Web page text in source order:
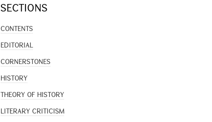
SECTIONS
CONTENTS
EDITORIAL
CORNERSTONES
HISTORY
THEORY OF HISTORY
LITERARY CRITICISM